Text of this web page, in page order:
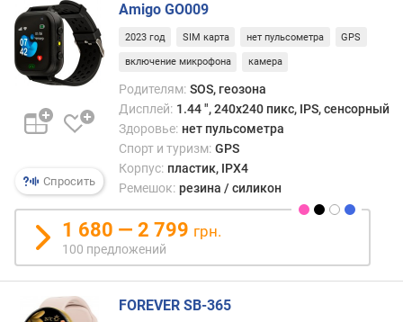
о
р
м
а
т
и
а
т
р
и
ц
ы
Спросить
Amigo GO009
2023 год SIM карта нет пульсометра GPS
включение микрофона камера
Родителям: SOS, геозона
Дисплей: 1.44 ", 240x240 пикс, IPS, сенсорный
Здоровье: нет пульсометра
Спорт и туризм: GPS
Корпус: пластик, IPX4
Ремешок: резина / силикон
1 680 — 2 799 грн.
100 предложений
FOREVER SB-365